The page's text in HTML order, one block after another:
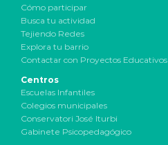
Cómo participar
Busca tu actividad
Tejiendo Redes
Explora tu barrio
Contactar con Proyectos Educativos
Centros
Escuelas Infantiles
Colegios municipales
Conservatori José Iturbi
Gabinete Psicopedagógico